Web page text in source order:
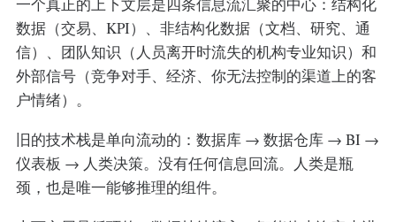
一个真正的上下文层是四条信息流汇聚的中心：结构化
数据（交易、KPI）、非结构化数据（文档、研究、通
信）、团队知识（人员离开时流失的机构专业知识）和
外部信号（竞争对手、经济、你无法控制的渠道上的客
户情绪）。
旧的技术栈是单向流动的：数据库 → 数据仓库 → BI →
仪表板 → 人类决策。没有任何信息回流。人类是瓶
颈，也是唯一能够推理的组件。